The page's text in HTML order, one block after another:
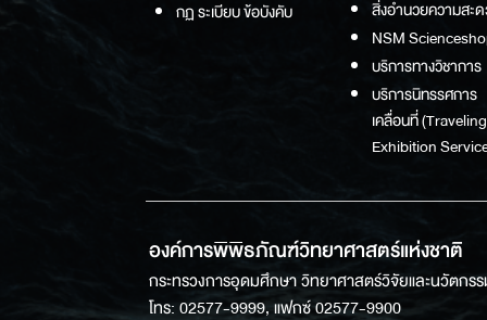
กฏ ระเบียบ ข้อบังคับ
สิ่งอำนวยความสะ
NSM
บริการทางวิชาการ
บริการนิทรรศการ
เคลื่อนที่ (Traveling
Exhibition
องค์การพิพิธภัณฑ์วิทยาศาสตร์แห่งชาติ
กระทรวงการอุดมศึกษา วิทยาศาสตร์วิจัยและนวัตก
โทร: 02577-9999, แฟกซ์ 02577-9900